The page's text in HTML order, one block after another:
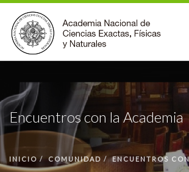
INSTITUCIONAL
ACCIONES
PREMIOS
BIBLIOTECA
Encuentros con la Academia
INICIO COMUNIDAD ENCUENTROS